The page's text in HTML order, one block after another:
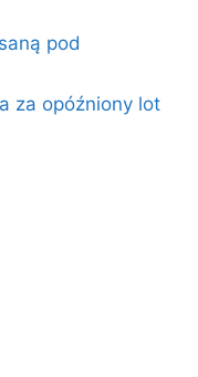
pod
za opóźniony lot